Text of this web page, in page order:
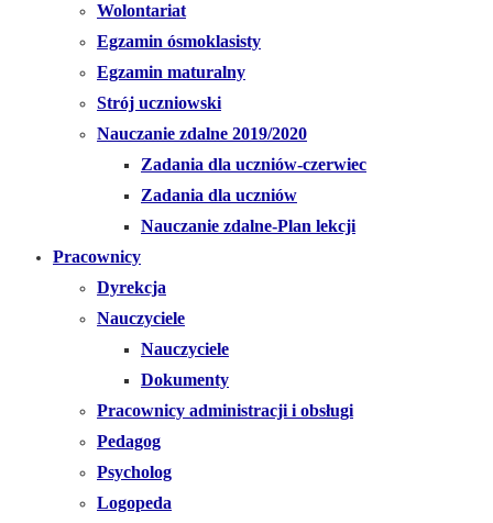
Wolontariat
Egzamin ósmoklasisty
Egzamin maturalny
Strój uczniowski
Nauczanie zdalne 2019/2020
Zadania dla uczniów-czerwiec
Zadania dla uczniów
Nauczanie zdalne-Plan lekcji
Pracownicy
Dyrekcja
Nauczyciele
Nauczyciele
Dokumenty
Pracownicy administracji i obsługi
Pedagog
Psycholog
Logopeda